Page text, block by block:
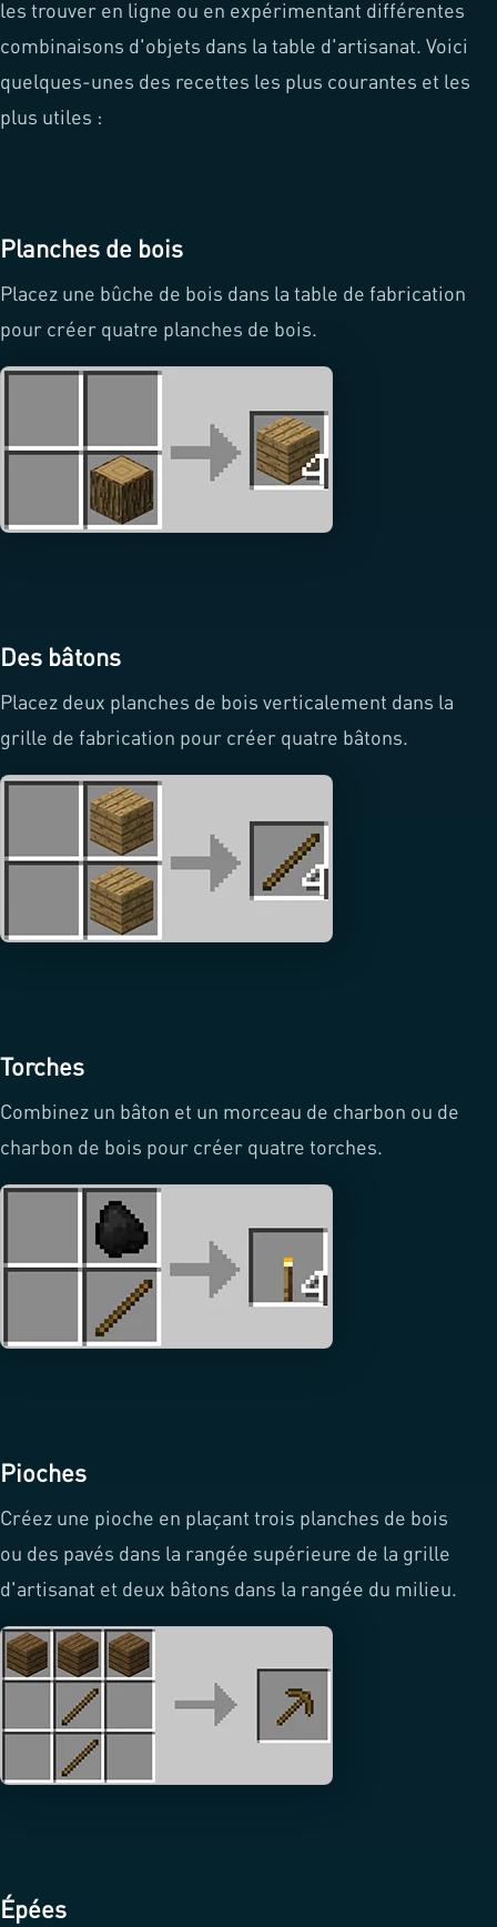
les trouver en ligne ou en expérimentant différentes
combinaisons d'objets dans la table d'artisanat. Voici
quelques-unes des recettes les plus courantes et les
plus utiles :
Planches de bois
Placez une bûche de bois dans la table de fabrication
pour créer quatre planches de bois.
Des bâtons
Placez deux planches de bois verticalement dans la
grille de fabrication pour créer quatre bâtons.
Torches
Combinez un bâton et un morceau de charbon ou de
charbon de bois pour créer quatre torches.
Pioches
Créez une pioche en plaçant trois planches de bois
ou des pavés dans la rangée supérieure de la grille
d'artisanat et deux bâtons dans la rangée du milieu.
Épées